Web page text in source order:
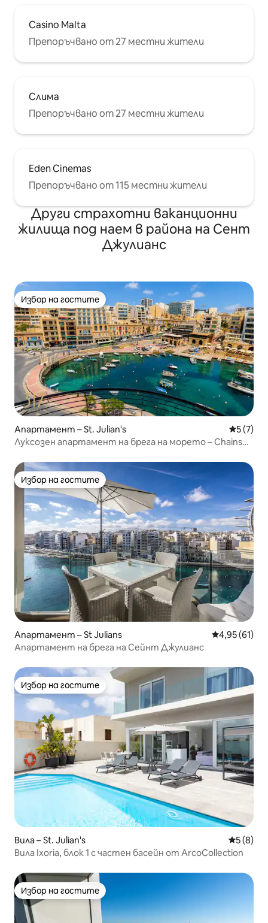
Casino Malta
Препоръчвано от 27 местни жители
Слима
Препоръчвано от 27 местни жители
Eden Cinemas
Препоръчвано от 115 местни жители
Други страхотни ваканционни
жилища под наем в района на Сент
Джулианс
Избор на гостите
Избор на гостите
Апартамент – St. Julian's Средна
5 (7)
Луксозен апартамент на брега на морето – Chains
Избор на гостите
Избор на гостите
Апартамент – St Julians Средна
4,95 (61)
Апартамент на брега на Сейнт Джулианс
Избор на гостите
Избор на гостите
Вила – St. Julian's Средна
5 (8)
Вила Ixoria, блок 1 с частен басейн от ArcoCollection
Избор на гостите
Избор на гостите